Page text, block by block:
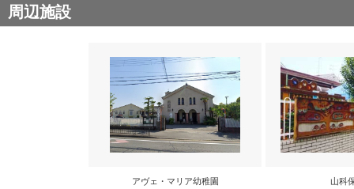
周辺施設
アヴェ・マリア幼稚園 山科